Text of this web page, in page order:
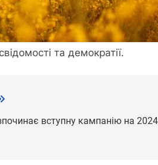
та демократії.
вступну кампанію на